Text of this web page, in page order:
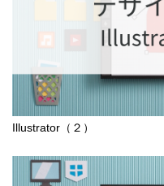
Illustrator（２）